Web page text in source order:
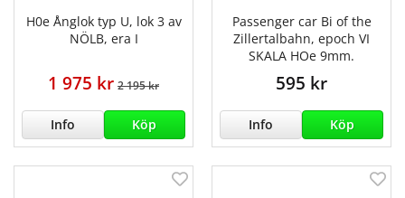
H0e Ånglok typ U, lok 3 av
NÖLB, era I
1 975 kr 2 195 kr
Info Köp
Passenger car Bi of the
Zillertalbahn, epoch VI
SKALA HOe 9mm.
595 kr
Info Köp